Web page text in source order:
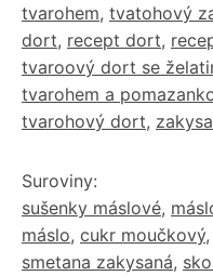
tvarohem, tvatohový
dort, recept dort,
tvaroový dort se
tvarohem a
tvarohový dort,
Suroviny:
sušenky máslové,
máslo, cukr moučkový,
smetana zakysaná,